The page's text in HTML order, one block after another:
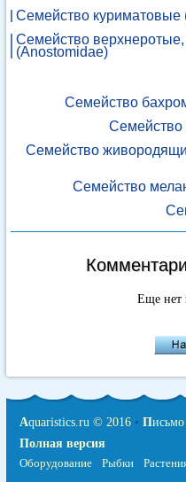
Семейство куриматовые
Семейство
(Anostomidae)
Семейство
Семейство
Семейство
Семейство
Еще нет
Aquaristics.ru © 2016 • П
Полная версия
Оборудование
Рыбки